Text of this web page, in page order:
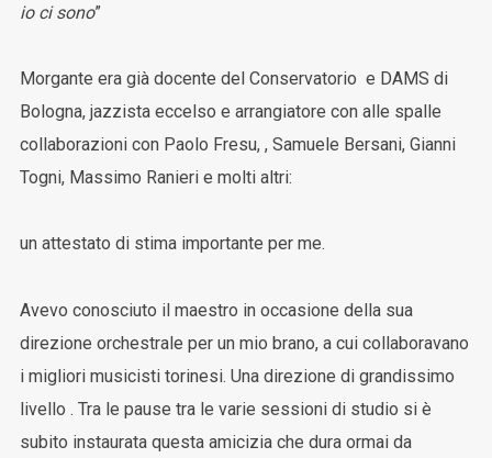
io ci sono”
Morgante era già docente del Conservatorio e DAMS di
Bologna, jazzista eccelso e arrangiatore con alle spalle
collaborazioni con Paolo Fresu, , Samuele Bersani, Gianni
Togni, Massimo Ranieri e molti altri:
un attestato di stima importante per me.
Avevo conosciuto il maestro in occasione della sua
direzione orchestrale per un mio brano, a cui collaboravano
i migliori musicisti torinesi. Una direzione di grandissimo
livello . Tra le pause tra le varie sessioni di studio si è
subito instaurata questa amicizia che dura ormai da